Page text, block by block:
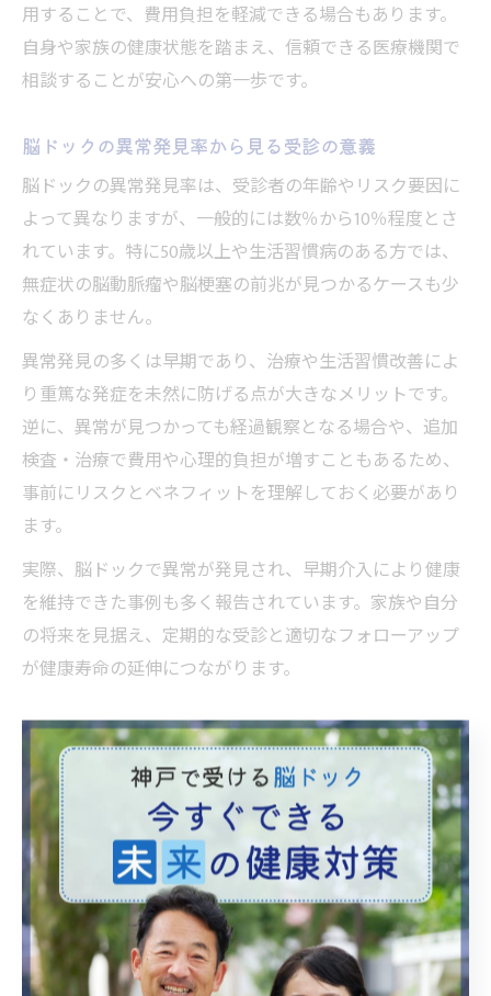
用することで、費用負担を軽減できる場合もあります。
自身や家族の健康状態を踏まえ、信頼できる医療機関で
相談することが安心への第一歩です。
脳ドックの異常発見率から見る受診の意義
脳ドックの異常発見率は、受診者の年齢やリスク要因に
よって異なりますが、一般的には数％から10％程度とさ
れています。特に50歳以上や生活習慣病のある方では、
無症状の脳動脈瘤や脳梗塞の前兆が見つかるケースも少
なくありません。
異常発見の多くは早期であり、治療や生活習慣改善によ
り重篤な発症を未然に防げる点が大きなメリットです。
逆に、異常が見つかっても経過観察となる場合や、追加
検査・治療で費用や心理的負担が増すこともあるため、
事前にリスクとベネフィットを理解しておく必要があり
ます。
実際、脳ドックで異常が発見され、早期介入により健康
を維持できた事例も多く報告されています。家族や自分
の将来を見据え、定期的な受診と適切なフォローアップ
が健康寿命の延伸につながります。
脳ドックと脳検査の違いに注目してみ
よう
脳ドックと脳検査の違いを家族目線で徹底解説
脳ドックと脳検査は一見似ているように思われがちです
が、目的や内容に明確な違いがあります。家族の健康を
守る視点から理解しておくことは非常に重要です。脳ド